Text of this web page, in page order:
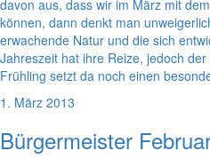
davon aus, dass wir im März mit
können, dann denkt man
erwachende Natur und die sich
Jahreszeit hat ihre Reize, jedoch
Frühling setzt da noch einen
1. März 2013
Bürgermeister